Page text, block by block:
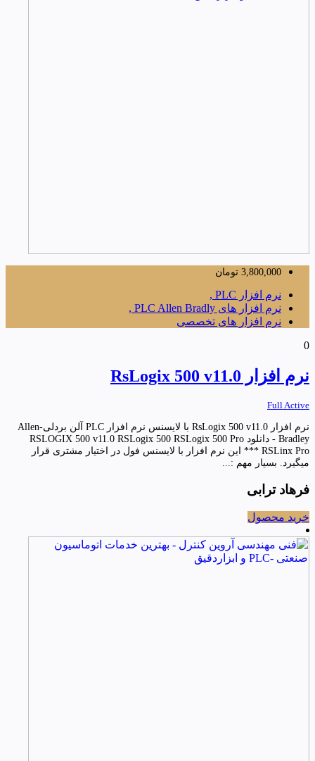
3,800,000 تومان
نرم افزار PLC ,
نرم افزار های PLC Allen Bradly ,
نرم افزار های تخصصی
0
نرم افزار RsLogix 500 v11.0
Full Active
نرم افزار RsLogix 500 v11.0 با لایسنس نرم افزار PLC آلن بردلی-Allen
Bradley - دانلود RSLOGIX 500 v11.0 RSLogix 500 RSLogix 500 Pro
RSLinx Pro *** این نرم افزار با لایسنس فول در اختیار مشتری قرار
میگیرد. بسیار مهم :...
فرهاد ترابی
خرید محصول